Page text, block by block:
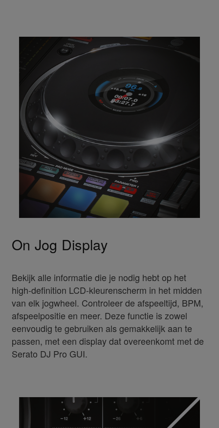
On Jog Display
Bekijk alle informatie die je nodig hebt op het
high-definition LCD-kleurenscherm in het midden
van elk jogwheel. Controleer de afspeeltijd, BPM,
afspeelpositie en meer. Deze functie is zowel
eenvoudig te gebruiken als gemakkelijk aan te
passen, met een display dat overeenkomt met de
Serato DJ Pro GUI.